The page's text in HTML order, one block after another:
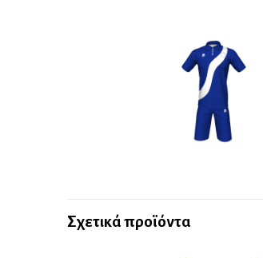
Σχετικά προϊόντα